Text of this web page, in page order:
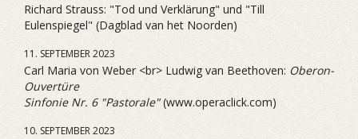
Richard Strauss: "Tod und Verklärung" und "Till
Eulenspiegel" (Dagblad van het Noorden)
11. SEPTEMBER 2023
Carl Maria von Weber <br> Ludwig van Beethoven: Oberon-
Ouvertüre
Sinfonie Nr. 6 "Pastorale"(www.operaclick.com)
10. SEPTEMBER 2023